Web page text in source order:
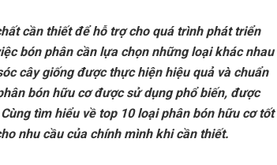
cần thiết để hỗ trợ cho quá trình phát triển
bón phân cần lựa chọn những loại khác nhau
cây giống được thực hiện hiệu quả và chuẩn
bón hữu cơ được sử dụng phổ biến, được
tìm hiểu về top 10 loại phân bón hữu cơ tốt
nhu cầu của chính mình khi cần thiết.